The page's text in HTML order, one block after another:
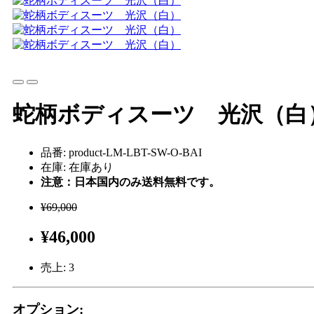
蛇柄ボディスーツ 光沢（白
品番: product-LM-LBT-SW-O-BAI
在庫: 在庫あり
注意：日本国内のみ送料無料です。
¥69,000
¥46,000
売上: 3
オプション: